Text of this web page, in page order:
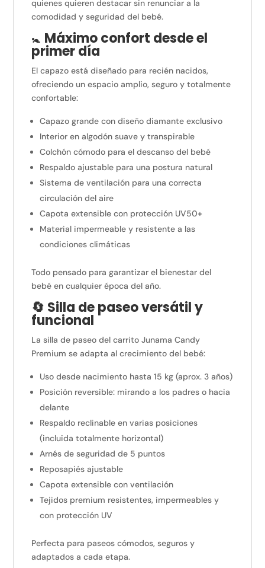
quienes quieren destacar sin renunciar a la
comodidad y seguridad del bebé.
🚼 Máximo confort desde el
primer día
El capazo está diseñado para recién nacidos,
ofreciendo un espacio amplio, seguro y totalmente
confortable:
Capazo grande con diseño diamante exclusivo
Interior en algodón suave y transpirable
Colchón cómodo para el descanso del bebé
Respaldo ajustable para una postura natural
Sistema de ventilación para una correcta
circulación del aire
Capota extensible con protección UV50+
Material impermeable y resistente a las
condiciones climáticas
Todo pensado para garantizar el bienestar del
bebé en cualquier época del año.
🔄 Silla de paseo versátil y
funcional
La silla de paseo del carrito Junama Candy
Premium se adapta al crecimiento del bebé:
Uso desde nacimiento hasta 15 kg (aprox. 3 años)
Posición reversible: mirando a los padres o hacia
delante
Respaldo reclinable en varias posiciones
(incluida totalmente horizontal)
Arnés de seguridad de 5 puntos
Reposapiés ajustable
Capota extensible con ventilación
Tejidos premium resistentes, impermeables y
con protección UV
Perfecta para paseos cómodos, seguros y
adaptados a cada etapa.